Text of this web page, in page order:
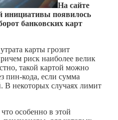
На сайте
инициативы появилось
банковских карт
карты грозит
риск наиболее велик
такой картой можно
пин-кода, если сумма
В некоторых случаях лимит
особенно в этой